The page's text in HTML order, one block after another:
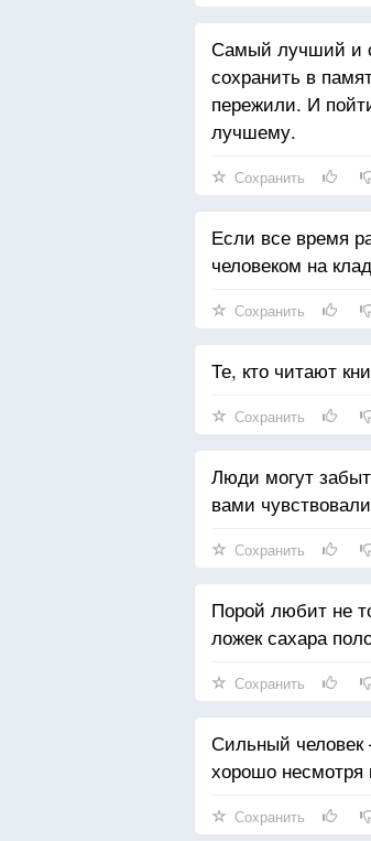
Самый лучший и
сохранить в
пережили. И
лучшему.
Сохранить
Если все время
человеком на
Сохранить
Те, кто читают
Сохранить
Люди могут
вами
Сохранить
Порой любит не
ложек сахара
Сохранить
Сильный человек
хорошо несмотря
Сохранить